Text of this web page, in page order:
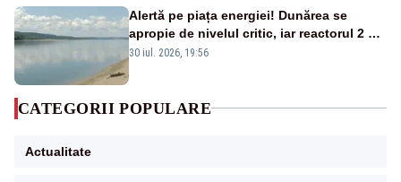
Alertă pe piața energiei! Dunărea se
apropie de nivelul critic, iar reactorul 2 de
la Cernavodă ar putea fi oprit
30 iul. 2026, 19:56
CATEGORII POPULARE
Actualitate